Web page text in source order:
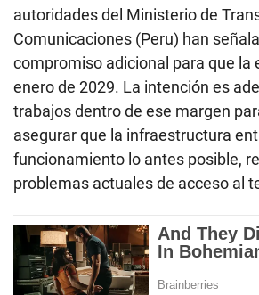
autoridades del Ministerio de
Comunicaciones (Peru) han
compromiso adicional para que la
enero de 2029. La intención es
trabajos dentro de ese margen
asegurar que la infraestructura
funcionamiento lo antes posible,
problemas actuales de acceso al